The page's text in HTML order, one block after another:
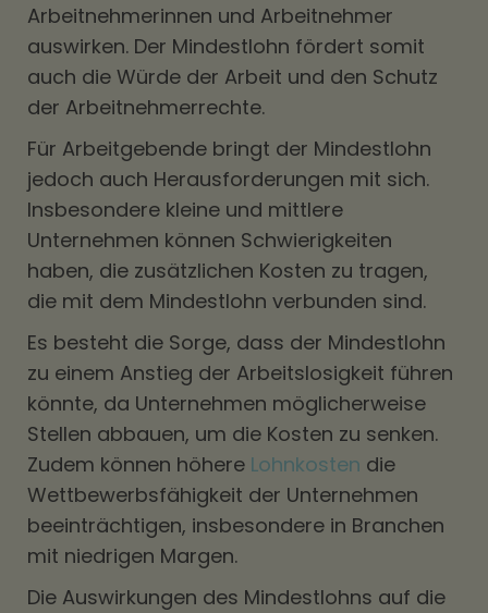
Arbeitnehmerinnen und Arbeitnehmer
auswirken. Der Mindestlohn fördert somit
auch die Würde der Arbeit und den Schutz
der Arbeitnehmerrechte.
Für Arbeitgebende bringt der Mindestlohn
jedoch auch Herausforderungen mit sich.
Insbesondere kleine und mittlere
Unternehmen können Schwierigkeiten
haben, die zusätzlichen Kosten zu tragen,
die mit dem Mindestlohn verbunden sind.
Es besteht die Sorge, dass der Mindestlohn
zu einem Anstieg der Arbeitslosigkeit führen
könnte, da Unternehmen möglicherweise
Stellen abbauen, um die Kosten zu senken.
Zudem können höhere Lohnkosten die
Wettbewerbsfähigkeit der Unternehmen
beeinträchtigen, insbesondere in Branchen
mit niedrigen Margen.
Die Auswirkungen des Mindestlohns auf die